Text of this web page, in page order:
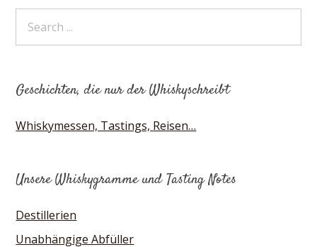
Geschichten, die nur der Whiskyschreibt
Whiskymessen, Tastings, Reisen…
Unsere Whiskygramme und Tasting Notes
Destillerien
Unabhängige Abfüller